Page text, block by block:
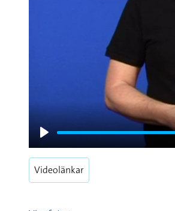
Play
Videolänkar